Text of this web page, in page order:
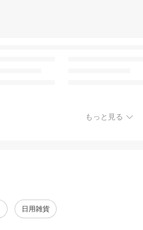
もっと見る
日用雑貨